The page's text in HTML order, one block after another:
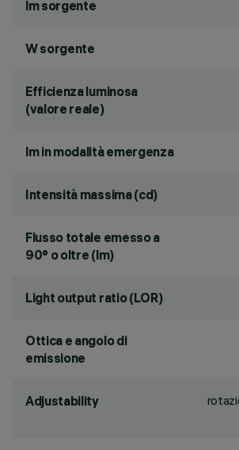
lm sorgente
W sorgente
Efficienza luminosa
(valore reale)
lm in modalità emergenza
Intensità massima (cd)
Flusso totale emesso a
90° o oltre (lm)
Light output ratio (LOR)
Ottica e angolo di
emissione
Adjustability